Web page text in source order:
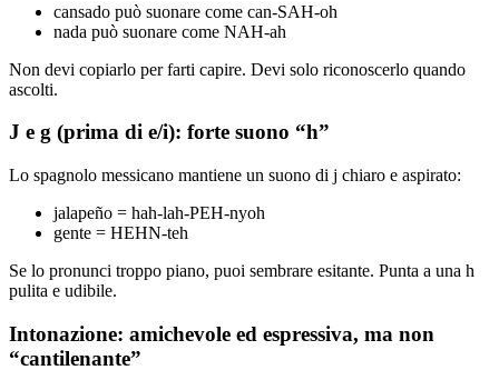
cansado può suonare come can-SAH-oh
nada può suonare come NAH-ah
Non devi copiarlo per farti capire. Devi solo riconoscerlo quando
ascolti.
J e g (prima di e/i): forte suono “h”
Lo spagnolo messicano mantiene un suono di j chiaro e aspirato:
jalapeño = hah-lah-PEH-nyoh
gente = HEHN-teh
Se lo pronunci troppo piano, puoi sembrare esitante. Punta a una h
pulita e udibile.
Intonazione: amichevole ed espressiva, ma non
“cantilenante”